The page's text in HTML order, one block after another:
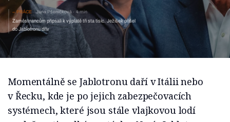
PRÁCE Jana Pšeničková 4 min
Zaměstnancům připsali k výplatě tři sta tisíc. Ježíšek přišel
do Jablotronu dřív
Momentálně se Jablotronu daří v Itálii nebo
v Řecku, kde je po jejich zabezpečovacích
systémech, které jsou stále vlajkovou lodí